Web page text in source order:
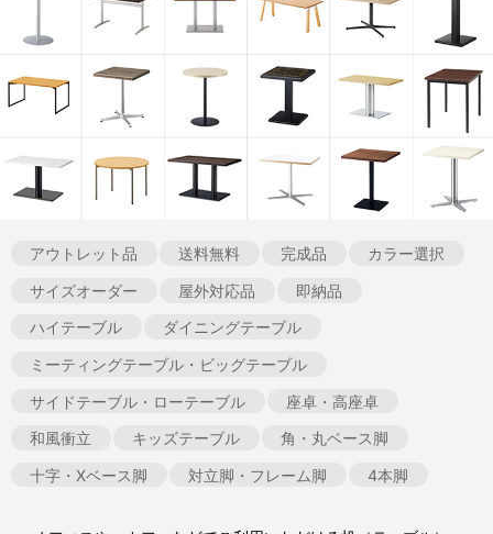
アウトレット品 送料無料 完成品
カラー選択
サイズオーダー
屋外対応品
即納品
ハイテーブル
ダイニングテーブル
ミーティングテーブル・ビッグテーブル
サイドテーブル・ローテーブル
座卓・高座卓
和風衝立
キッズテーブル
角・丸ベース脚
十字・Xベース脚
対立脚・フレーム脚 4本脚